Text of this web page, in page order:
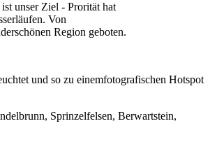
unser Ziel - Prorität hat
Von
Region geboten.
und so zu einemfotografischen Hotspot
Sprinzelfelsen, Berwartstein,